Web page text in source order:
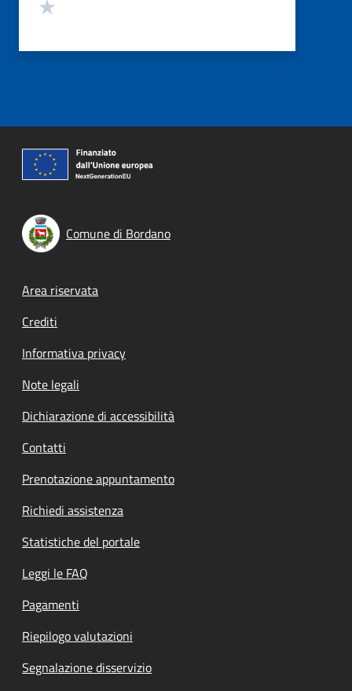
Comune di Bordano
Footer menu
Area riservata
Crediti
Informativa privacy
Note legali
Dichiarazione di accessibilità
Contatti
Prenotazione appuntamento
Richiedi assistenza
Statistiche del portale
Leggi le FAQ
Pagamenti
Riepilogo valutazioni
Segnalazione disservizio